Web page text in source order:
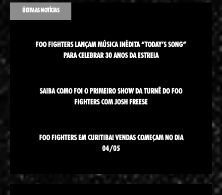
ÚLTIMAS NOTÍCIAS
FOO FIGHTERS LANÇAM MÚSICA INÉDITA “TODAY’S SONG”
PARA CELEBRAR 30 ANOS DA ESTREIA
SAIBA COMO FOI O PRIMEIRO SHOW DA TURNÊ DO FOO
FIGHTERS COM JOSH FREESE
FOO FIGHTERS EM CURITIBA! VENDAS COMEÇAM NO DIA
04/05